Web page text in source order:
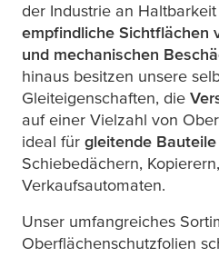
der Industrie an
empfindliche Sichtflächen
und mechanischen
hinaus besitzen unsere
Gleiteigenschaften, die
auf einer Vielzahl von
ideal für gleitende Bauteile
Schiebedächern,
Verkaufsautomaten.
Unser umfangreiches
Oberflächenschutzfolien